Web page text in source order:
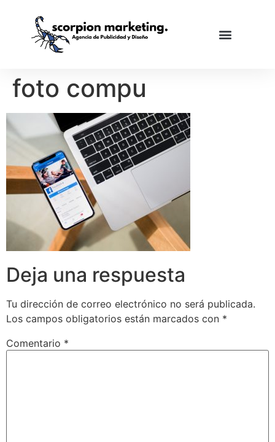
foto compu
Deja una respuesta
Tu dirección de correo electrónico no será publicada.
Los campos obligatorios están marcados con *
Comentario *